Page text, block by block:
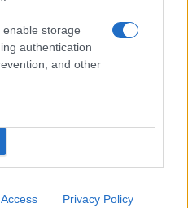
storage
authentication
and other
Privacy Policy
et en liquidité en euros.
plate-forme de trading de
d’achat instantané.